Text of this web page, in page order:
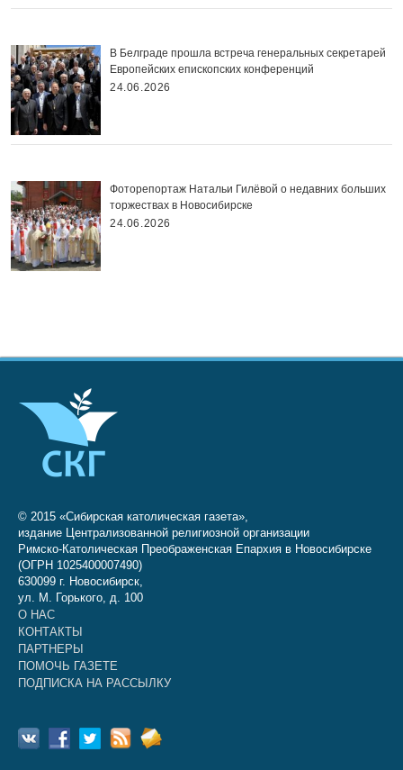
В Белграде прошла встреча генеральных секретарей
Европейских епископских конференций
24.06.2026
Фоторепортаж Натальи Гилёвой о недавних больших
торжествах в Новосибирске
24.06.2026
© 2015 «Сибирская католическая газета»,
издание Централизованной религиозной организации
Римско-Католическая Преображенская Епархия в Новосибирске
(ОГРН 1025400007490)
630099 г. Новосибирск,
ул. М. Горького, д. 100
О НАС
КОНТАКТЫ
ПАРТНЕРЫ
ПОМОЧЬ ГАЗЕТЕ
ПОДПИСКА НА РАССЫЛКУ